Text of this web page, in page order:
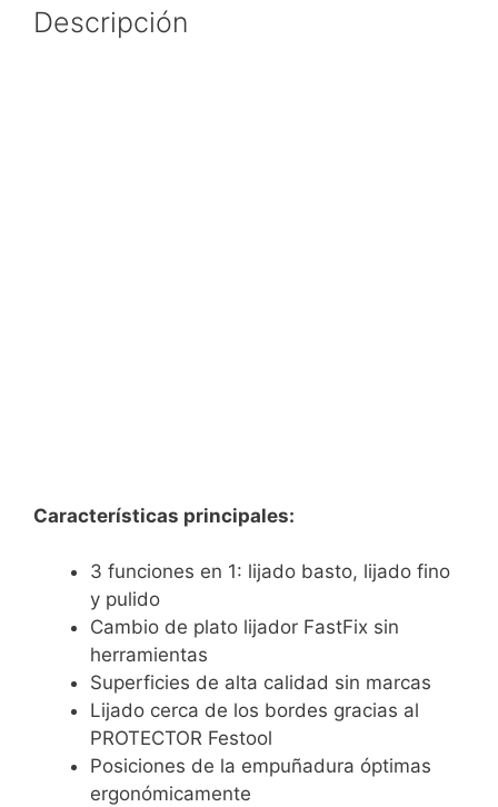
Descripción
Características principales:
3 funciones en 1: lijado basto, lijado fino
y pulido
Cambio de plato lijador FastFix sin
herramientas
Superficies de alta calidad sin marcas
Lijado cerca de los bordes gracias al
PROTECTOR Festool
Posiciones de la empuñadura óptimas
ergonómicamente